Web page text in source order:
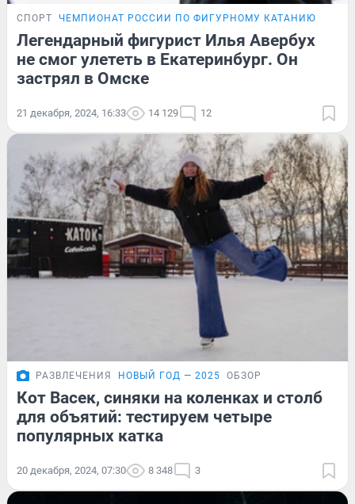
СПОРТ ЧЕМПИОНАТ РОССИИ ПО ФИГУРНОМУ КАТАНИЮ
Легендарный фигурист Илья Авербух
не смог улететь в Екатеринбург. Он
застрял в Омске
21 декабря, 2024, 16:33 14 129 12
РАЗВЛЕЧЕНИЯ НОВЫЙ ГОД — 2025 ОБЗОР
Кот Васек, синяки на коленках и столб
для объятий: тестируем четыре
популярных катка
20 декабря, 2024, 07:30 8 348 3